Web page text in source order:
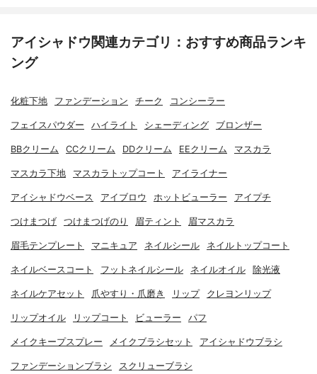
アイシャドウ関連カテゴリ：おすすめ商品ランキ
ング
化粧下地 ファンデーション チーク コンシーラー
フェイスパウダー ハイライト シェーディング ブロンザー
BBクリーム CCクリーム DDクリーム EEクリーム マスカラ
マスカラ下地 マスカラトップコート アイライナー
アイシャドウベース アイブロウ ホットビューラー アイプチ
つけまつげ つけまつげのり 眉ティント 眉マスカラ
眉毛テンプレート マニキュア ネイルシール ネイルトップコート
ネイルベースコート フットネイルシール ネイルオイル 除光液
ネイルケアセット 爪やすり・爪磨き リップ クレヨンリップ
リップオイル リップコート ビューラー パフ
メイクキープスプレー メイクブラシセット アイシャドウブラシ
ファンデーションブラシ スクリューブラシ